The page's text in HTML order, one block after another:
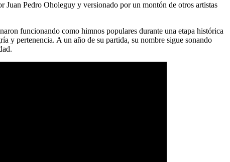
Juan Pedro Oholeguy y versionado por un montón de otros artistas
funcionando como himnos populares durante una etapa histórica
y pertenencia. A un año de su partida, su nombre sigue sonando